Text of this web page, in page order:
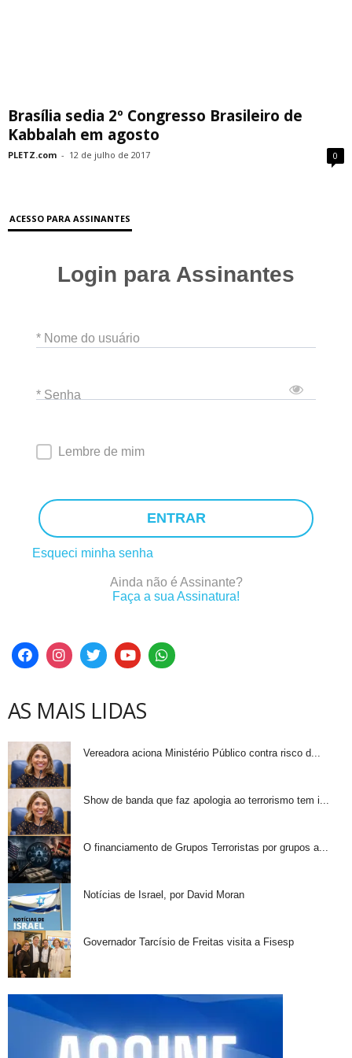
Brasília sedia 2º Congresso Brasileiro de
Kabbalah em agosto
PLETZ.com - 12 de julho de 2017 0
ACESSO PARA ASSINANTES
Login para Assinantes
* Nome do usuário
* Senha
Lembre de mim
ENTRAR
Esqueci minha senha
Ainda não é Assinante?
Faça a sua Assinatura!
AS MAIS LIDAS
Vereadora aciona Ministério Público contra risco d...
Show de banda que faz apologia ao terrorismo tem i...
O financiamento de Grupos Terroristas por grupos a...
Notícias de Israel, por David Moran
Governador Tarcísio de Freitas visita a Fisesp